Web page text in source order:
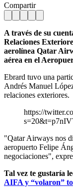
Compartir
A través de su
Relaciones
aerolínea Qatar
aérea en el
Ebrard tuvo una
Andrés Manuel
relaciones exteriores.
https://
"Qatar Airways nos
aeropuerto Felipe
negociaciones",
Tal vez te gustaría
AIFA y “volaron”